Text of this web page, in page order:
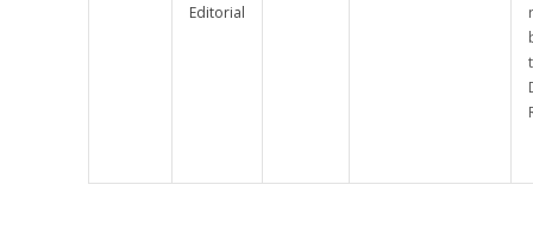
Editorial